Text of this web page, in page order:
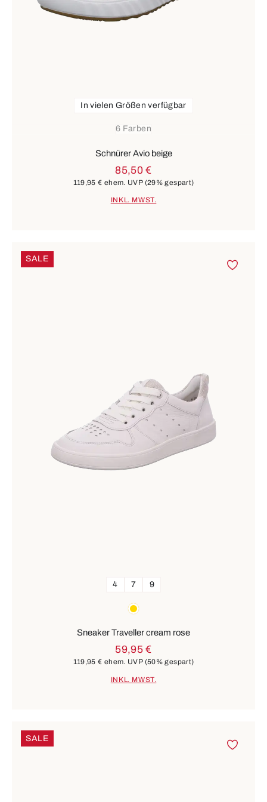
6 Farben
In vielen Größen verfügbar
Schnürer Avio beige
85,50 €
119,95 € ehem. UVP (29% gespart)
INKL. MWST.
SALE
gold
4 7 9
Sneaker Traveller cream rose
59,95 €
119,95 € ehem. UVP (50% gespart)
INKL. MWST.
SALE